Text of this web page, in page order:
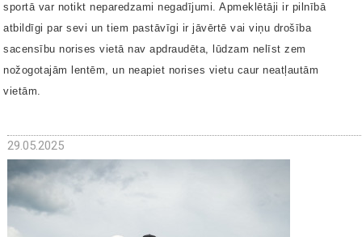
sportā var notikt neparedzami negadījumi. Apmeklētāji ir pilnībā
atbildīgi par sevi un tiem pastāvīgi ir jāvērtē vai viņu drošība
sacensību norises vietā nav apdraudēta, lūdzam nelīst zem
nožogotajām lentēm, un neapiet norises vietu caur neatļautām
vietām.
29.05.2025